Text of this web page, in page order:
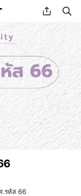
share
.รหัส 66